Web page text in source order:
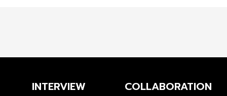
INTERVIEW COLLABORATION